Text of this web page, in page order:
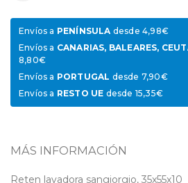
Envíos a PENÍNSULAdesde 4,98€
Envíos a CANARIAS, BALEARES,
8,80€
Envíos a PORTUGAL desde 7,90€
Envíos a RESTO UE desde 15,35€
MÁS INFORMACIÓN
Reten lavadora sangiorgio, 35x55x10